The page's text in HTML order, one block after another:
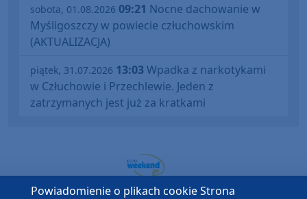
sobota, 01.08.2026 09:21 Nocne dachowanie w
Myśligoszczy w powiecie człuchowskim
(AKTUALIZACJA)
piątek, 31.07.2026 13:03Wpadka z narkotykami
w Człuchowie i Przechlewie. Jeden z
zatrzymanych jest już za kratkami
Powiadomienie o plikach cookie Strona